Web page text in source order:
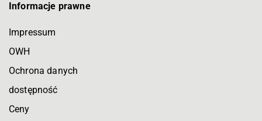
Informacje prawne
Impressum
OWH
Ochrona danych
dostępność
Ceny